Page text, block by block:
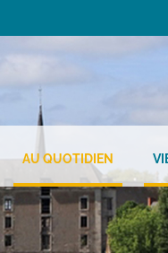
AU QUOTIDIEN